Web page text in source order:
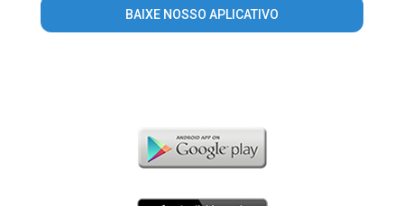
BAIXE NOSSO APLICATIVO